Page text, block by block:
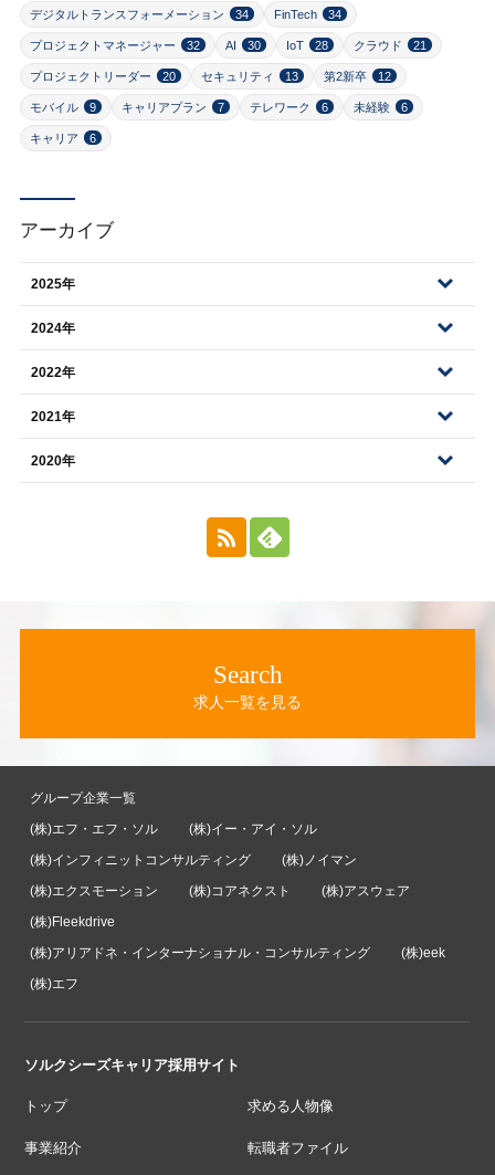
デジタルトランスフォーメーション 34 FinTech 34
プロジェクトマネージャー 32 AI 30 IoT 28 クラウド 21
プロジェクトリーダー 20 セキュリティ 13 第2新卒 12
モバイル 9 キャリアプラン 7 テレワーク 6 未経験 6
キャリア 6
アーカイブ
2025年
2024年
2022年
2021年
2020年
Search
求人一覧を見る
グループ企業一覧
(株)エフ・エフ・ソル
(株)イー・アイ・ソル
(株)インフィニットコンサルティング
(株)ノイマン
(株)エクスモーション
(株)コアネクスト
(株)アスウェア
(株)Fleekdrive
(株)アリアドネ・インターナショナル・コンサルティング
(株)eek
(株)エフ
ソルクシーズキャリア採用サイト
トップ 求める人物像
事業紹介 転職者ファイル